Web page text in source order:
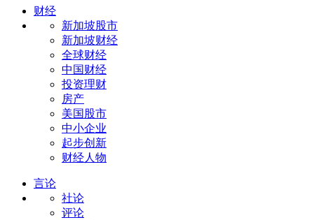
财经
新加坡股市
新加坡财经
全球财经
中国财经
投资理财
房产
美国股市
中小企业
起步创新
财经人物
言论
社论
评论